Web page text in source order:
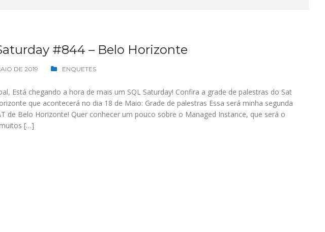
#844 – Belo Horizonte
DE 2019 ENQUETES
Está chegando a hora de mais um SQL Saturday! Confira a grade de palestras do Sat
que acontecerá no dia 18 de Maio: Grade de palestras Essa será minha segunda
de Belo Horizonte! Quer conhecer um pouco sobre o Managed Instance, que será o
[…]